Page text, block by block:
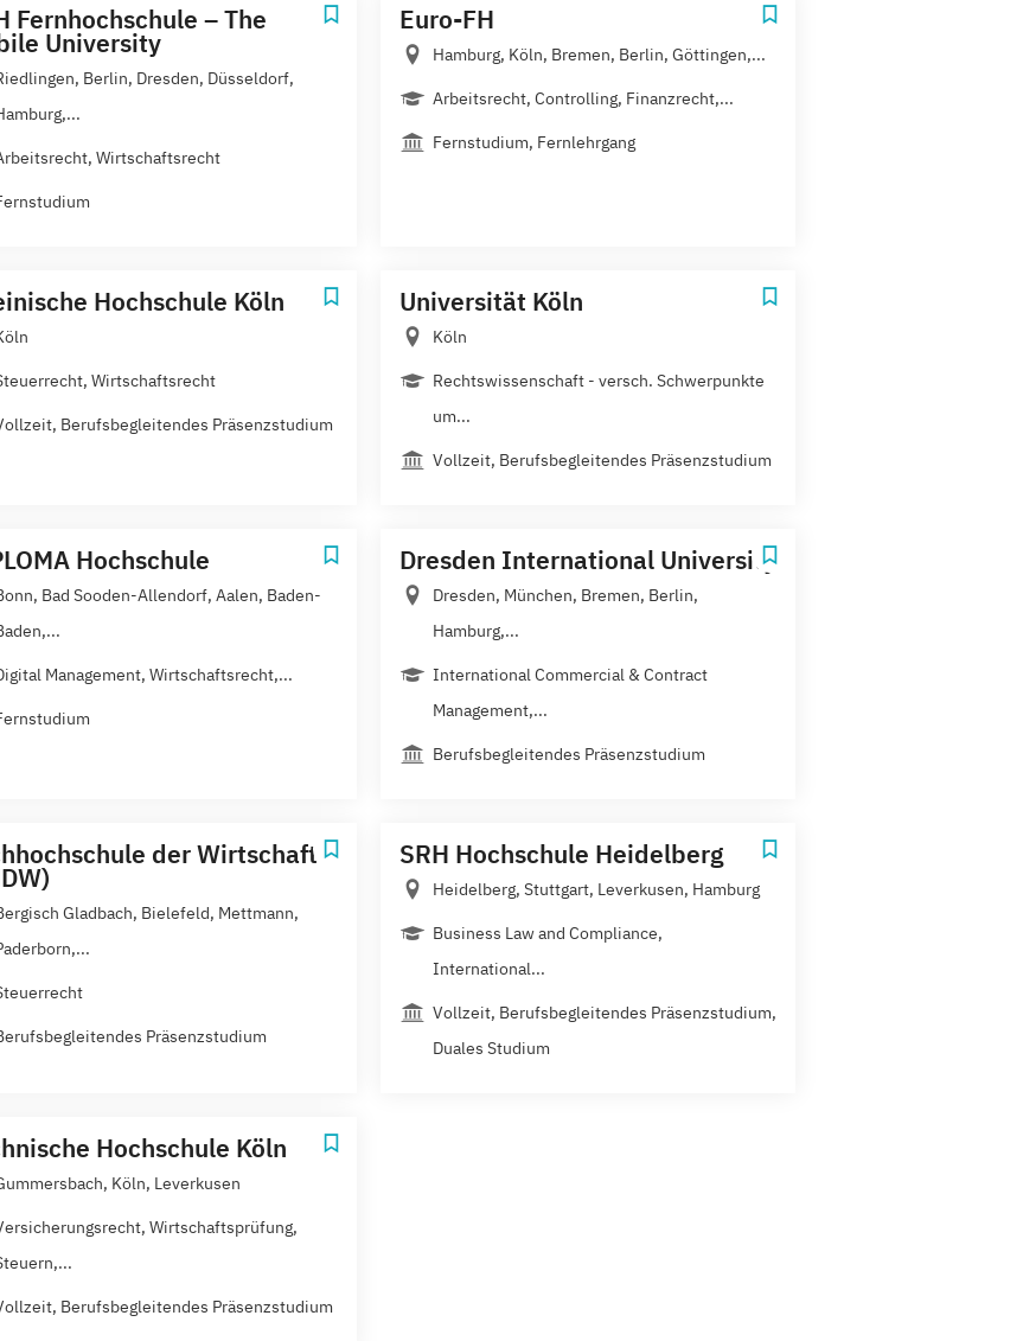
Fernhochschule – The
University
Berlin, Dresden, Düsseldorf,
Wirtschaftsrecht
Euro-FH
Hamburg, Köln, Bremen, Berlin, Göttingen,...
Arbeitsrecht, Controlling, Finanzrecht,...
Fernstudium, Fernlehrgang
Hochschule Köln
Wirtschaftsrecht
Berufsbegleitendes Präsenzstudium
Universität Köln
Köln
Rechtswissenschaft - versch. Schwerpunkte
um...
Vollzeit, Berufsbegleitendes Präsenzstudium
Hochschule
Bad Sooden-Allendorf, Aalen, Baden-
Management, Wirtschaftsrecht,...
Dresden International University
Dresden, München, Bremen, Berlin,
Hamburg,...
International Commercial & Contract
Management,...
Berufsbegleitendes Präsenzstudium
der Wirtschaft
Gladbach, Bielefeld, Mettmann,
Präsenzstudium
SRH Hochschule Heidelberg
Heidelberg, Stuttgart, Leverkusen, Hamburg
Business Law and Compliance,
International...
Vollzeit, Berufsbegleitendes Präsenzstudium,
Duales Studium
Hochschule Köln
Köln, Leverkusen
Wirtschaftsprüfung,
Berufsbegleitendes Präsenzstudium